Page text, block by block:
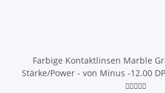
Farbige Kontaktlinsen Marble
Stärke/Power - von Minus -12.00